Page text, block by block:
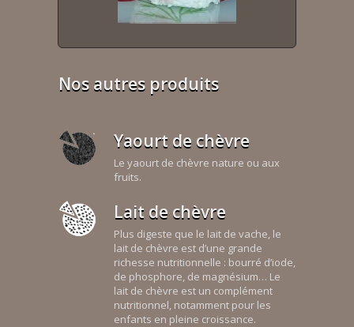
Nos autres produits
Yaourt de chèvre
Le yaourt de chèvre nature ou aux
fruits.
Lait de chèvre
Plus digeste que le lait de vache, le
lait de chèvre est d’une grande
richesse nutritionnelle : bourré d’iode,
de phosphore, de magnésium… Le
lait de chèvre est un complément
nutritionnel, notamment pour les
enfants en pleine croissance.